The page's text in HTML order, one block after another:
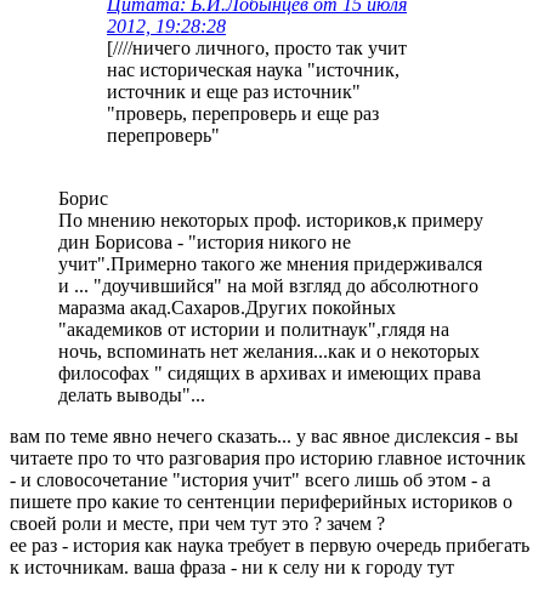
2012, 19:28:28
[////ничего личного, просто так учит
нас историческая наука "источник,
источник и еще раз источник"
"проверь, перепроверь и еще раз
перепроверь"
Борис
По мнению некоторых проф. историков,к примеру
дин Борисова - "история никого не
учит".Примерно такого же мнения придерживался
и ... "доучившийся" на мой взгляд до абсолютного
маразма акад.Сахаров.Других покойных
"академиков от истории и политнаук",глядя на
ночь, вспоминать нет желания...как и о некоторых
философах " сидящих в архивах и имеющих права
делать выводы"...
вам по теме явно нечего сказать... у вас явное дислексия - вы
читаете про то что разговария про историю главное источник
- и словосочетание "история учит" всего лишь об этом - а
пишете про какие то сентенции периферийных историков о
своей роли и месте, при чем тут это ? зачем ?
ее раз - история как наука требует в первую очередь прибегать
к источникам. ваша фраза - ни к селу ни к городу тут